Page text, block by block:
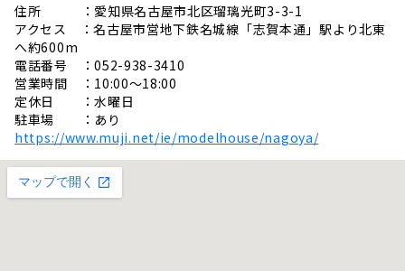
住所 ：愛知県名古屋市北区瑠璃光町3-3-1
アクセス ：名古屋市営地下鉄名城線「志賀本通」駅より北東
へ約600m
電話番号 ：052-938-3410
営業時間 ：10:00〜18:00
定休日 ：水曜日
駐車場 ：あり
https://www.muji.net/ie/modelhouse/nagoya/